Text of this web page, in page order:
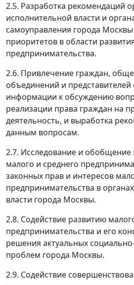
2.5. Разработка рекомендаций
исполнительной власти и
самоуправления города
приоритетов в области
предпринимательства.
2.6. Привлечение граждан,
объединений и представителей
информации к обсуждению
реализации права граждан на
деятельность, и выработка
данным вопросам.
2.7. Исследование и обобщение
малого и среднего
законных прав и интересов
предпринимательства в
власти города Москвы.
2.8. Содействие развитию
предпринимательства и его
решения актуальных
проблем города Москвы.
2.9. Содействие